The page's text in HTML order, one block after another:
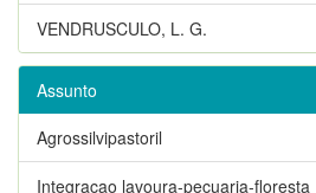
VENDRUSCULO, L. G.
Assunto
Agrossilvipastoril
Integracao lavoura-pecuaria-floresta